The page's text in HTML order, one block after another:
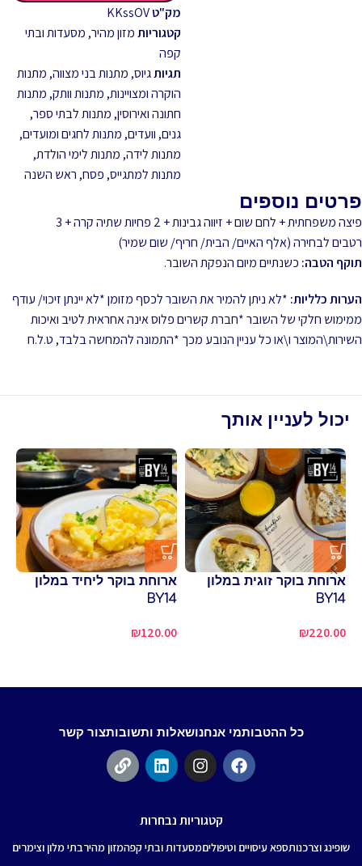
מק"טKKssOV
קטגוריותמזון מהיר, מסעדות ובתי
קפה
תגיותגיוס, מתנות בני מצווה, מתנות
הוקרה ומצויינות, מתנות וותק, מתנות
חתונה ואירוסין, מתנות לבתי ספר,
גנים, וועדים, מתנות לחגים ומועדים,
מתנות לידה, מתנות לימי הולדת,
מתנות למתגייס, פסח, ראש השנה
פרטים נוספים
פיצה משפחתית + לחם שום + זיווה גבינות + 2 פחיות שתיה קרה + 3
רטבים לבחירה (אלף האיים/ הבית/ חריף/ שום שמיר)
תוקף הטבה: כשנתיים מיום הנפקת השובר.
הערות כלליות: *לא ניתן להמיר את השובר לכסף מזומן *לא יינתן זיכוי/ עודף
ממימוש חלקי של השובר *חברת קשרים פלוס אינה אחראית לטיב ואיכות
השירות\המוצר ו\או כל עניין הנובע מכך *התמונה להמחשה בלבד, ט.ל.ח
יכול לעניין אותך
ארוחת בוקר זוגית במלון
BY14
₪220.00
ארוחת בוקר ליחיד במלון
BY14
₪120.00
כל ההטבותמי אנחנושאלות ותשובותצור קשר
קטגוריות נבחרות
שופינג וצרכנותספא עיסויים וטיפוליםמסעדות ובתי קפהמזון מהירבתי מלון וצימרים